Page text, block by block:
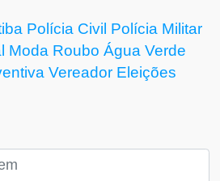
Polícia Civil Polícia Militar
Moda Roubo Água Verde
Vereador Eleições